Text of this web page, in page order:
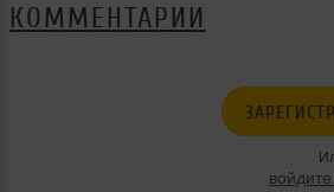
КОММЕНТАРИИ